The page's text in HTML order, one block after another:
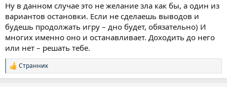
Ну в данном случае это не желание зла как бы, а один из
вариантов остановки. Если не сделаешь выводов и
будешь продолжать игру – дно будет, обязательно) И
многих именно оно и останавливает. Доходить до него
или нет – решать тебе.
Р
е
Странник